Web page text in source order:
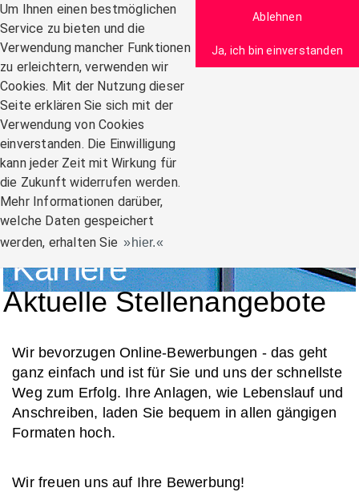
Um Ihnen einen bestmöglichen
Service zu bieten und die
Verwendung mancher Funktionen
zu erleichtern, verwenden wir
Cookies. Mit der Nutzung dieser
Seite erklären Sie sich mit der
Verwendung von Cookies
einverstanden. Die Einwilligung
kann jeder Zeit mit Wirkung für
die Zukunft widerrufen werden.
Mehr Informationen darüber,
welche Daten gespeichert
werden, erhalten Sie
hier.
Ablehnen
Ja, ich bin einverstanden
Zum Inhalt
Navigation:
Karriere
Aktuelle Stellenangebote
Wir bevorzugen Online-Bewerbungen - das geht
ganz einfach und ist für Sie und uns der schnellste
Weg zum Erfolg. Ihre Anlagen, wie Lebenslauf und
Anschreiben, laden Sie bequem in allen gängigen
Formaten hoch.
Wir freuen uns auf Ihre Bewerbung!